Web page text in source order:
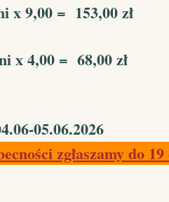
= 153,00 zł
= 68,00 zł
05.06.2026
zgłaszamy do